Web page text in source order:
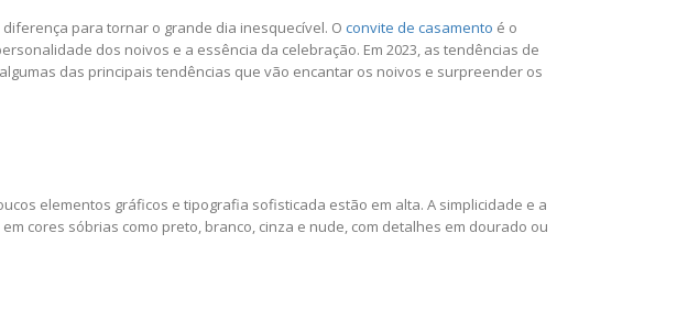
para tornar o grande dia inesquecível. O convite de casamento é o
dos noivos e a essência da celebração. Em 2023, as tendências de
das principais tendências que vão encantar os noivos e surpreender os
elementos gráficos e tipografia sofisticada estão em alta. A simplicidade e a
cores sóbrias como preto, branco, cinza e nude, com detalhes em dourado ou